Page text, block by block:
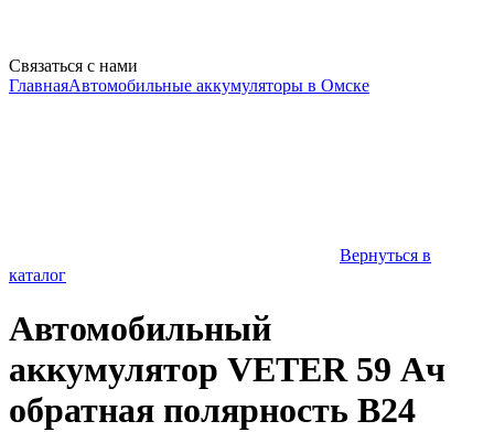
Связаться с нами
ГлавнаяАвтомобильные аккумуляторы в Омске
Вернуться в
каталог
Автомобильный
аккумулятор VETER 59 Ач
обратная полярность B24